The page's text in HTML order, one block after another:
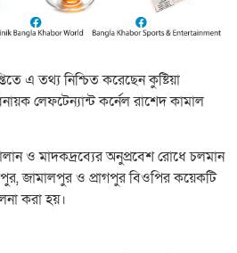
এ তথ্য নিশ্চিত করেছেন কুষ্টিয়া
লেফটেন্যান্ট কর্নেল রাশেদ কামাল
ও মাদকদ্রব্যের অনুপ্রবেশ রোধে চলমান
জামালপুর ও প্রাগপুর বিওপির কয়েকটি
করা হয়।